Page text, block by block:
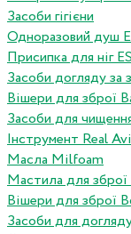
Засоби гігієни
Одноразовий душ
Присипка для ніг
Засоби догляду за
Вішери для зброї
Засоби для
Інструмент Real
Масла Milfoam
Мастила для
Вішери для зброї
Засоби для